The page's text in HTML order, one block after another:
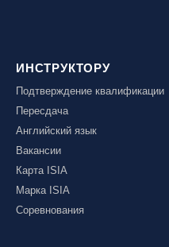
ИНСТРУКТОРУ
Подтверждение квалификации
Пересдача
Английский язык
Вакансии
Карта ISIA
Марка ISIA
Соревнования